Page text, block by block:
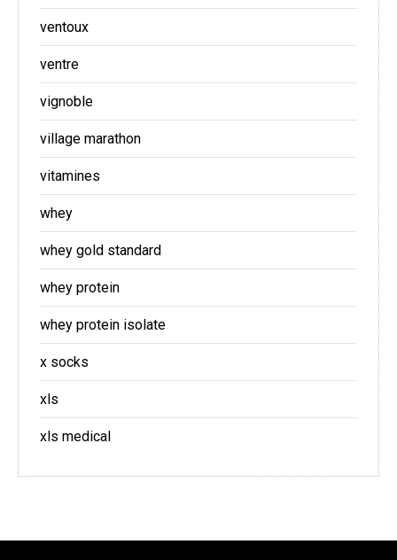
ventoux
ventre
vignoble
village marathon
vitamines
whey
whey gold standard
whey protein
whey protein isolate
x socks
xls
xls medical